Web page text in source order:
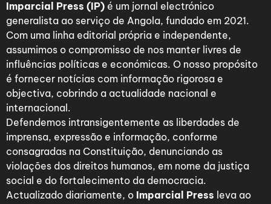
Imparcial Press (IP) é um jornal electrónico
generalista ao serviço de Angola, fundado em 2021.
Com uma linha editorial própria e independente,
assumimos o compromisso de nos manter livres de
influências políticas e económicas. O nosso propósito
é fornecer notícias com informação rigorosa e
objectiva, cobrindo a actualidade nacional e
internacional.
Defendemos intransigentemente as liberdades de
imprensa, expressão e informação, conforme
consagradas na Constituição, denunciando as
violações dos direitos humanos, em nome da justiça
social e do fortalecimento da democracia.
Actualizado diariamente, o Imparcial Press leva ao